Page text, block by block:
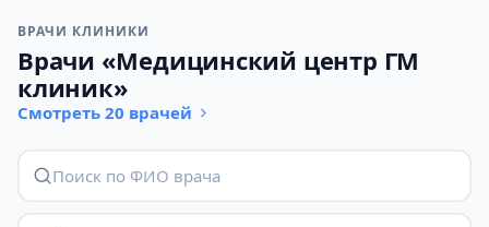
ВРАЧИ КЛИНИКИ
Врачи «Медицинский центр ГМ
клиник»
Смотреть 20 врачей